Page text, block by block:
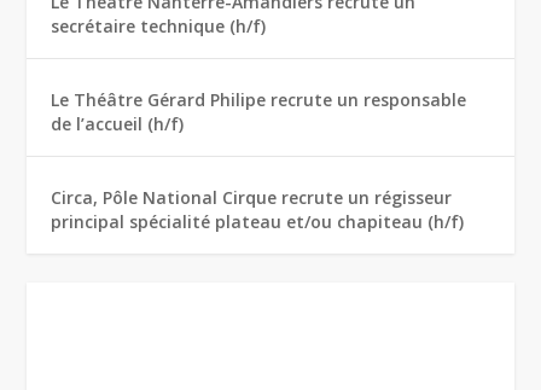
secrétaire technique (h/f)
Le Théâtre Gérard Philipe recrute un responsable
de l’accueil (h/f)
Circa, Pôle National Cirque recrute un régisseur
principal spécialité plateau et/ou chapiteau (h/f)